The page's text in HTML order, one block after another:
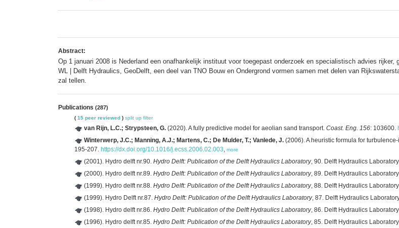
Abstract:
Op 1 januari 2008 is Nederland een onafhankelijk instituut voor toegepast onderzoek en specialistisch advies rijker,
WL | Delft Hydraulics, GeoDelft, een deel van TNO Bouw en Ondergrond vormen samen met delen van
zal tellen.
Publications (287)
( 15 peer reviewed ) split up filter
van Rijn, L.C.; Strypsteen, G. (2020). A fully predictive model for aeolian sand transport. Coast. Eng. 156: 103600.
Winterwerp, J.C.; Manning, A.J.; Martens, C.; De Mulder, T.; Vanlede, J. (2006). A heuristic formula for
195-207. https://dx.doi.org/10.1016/j.ecss.2006.02.003, more
(2001). Hydro delft nr.90. Hydro Delft: Publication of the Delft Hydraulics Laboratory, 90. Delft Hydraulics
(2000). Hydro delft nr.89. Hydro Delft: Publication of the Delft Hydraulics Laboratory, 89. Delft Hydraulics
(1999). Hydro delft nr.88. Hydro Delft: Publication of the Delft Hydraulics Laboratory, 88. Delft Hydraulics
(1999). Hydro Delft nr.87. Hydro Delft: Publication of the Delft Hydraulics Laboratory, 87. Delft Hydraulics
(1998). Hydro delft nr.86. Hydro Delft: Publication of the Delft Hydraulics Laboratory, 86. Delft Hydraulics
(1996). Hydro delft nr.85. Hydro Delft: Publication of the Delft Hydraulics Laboratory, 85. Delft Hydraulics